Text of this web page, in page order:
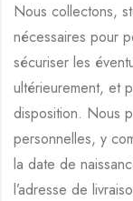
Nous collectons,
nécessaires pour
sécuriser les
ultérieurement, et
disposition. Nous
personnelles, y
la date de
l’adresse de